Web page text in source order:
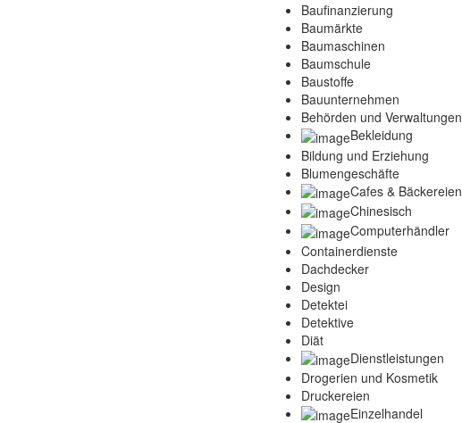
Baufinanzierung
Baumärkte
Baumaschinen
Baumschule
Baustoffe
Bauunternehmen
Behörden und Verwaltungen
Bekleidung
Bildung und Erziehung
Blumengeschäfte
Cafes & Bäckereien
Chinesisch
Computerhändler
Containerdienste
Dachdecker
Design
Detektei
Detektive
Diät
Dienstleistungen
Drogerien und Kosmetik
Druckereien
Einzelhandel